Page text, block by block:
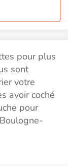
pour plus
sont
votre
avoir coché
pour